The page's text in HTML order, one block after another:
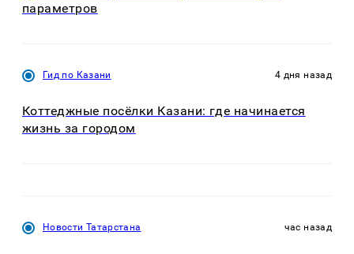
параметров
Гид по Казани 4 дня назад
Коттеджные посёлки Казани: где начинается
жизнь за городом
Новости Татарстана час назад